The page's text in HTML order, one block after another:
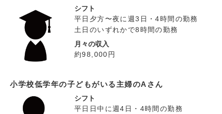
シフト
平日夕方〜夜に週3日・4時間の勤務
土日のいずれかで8時間の勤務
月々の収入
約98,000円
小学校低学年の子どもがいる主婦のAさん
シフト
平日日中に週4日・4時間の勤務